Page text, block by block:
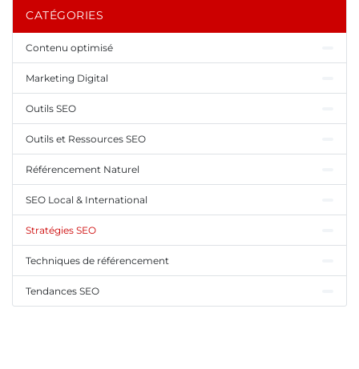
CATÉGORIES
Contenu optimisé
Marketing Digital
Outils SEO
Outils et Ressources SEO
Référencement Naturel
SEO Local & International
Stratégies SEO
Techniques de référencement
Tendances SEO